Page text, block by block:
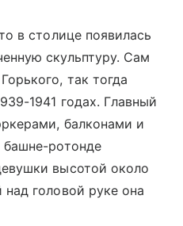
в столице появилась
скульптуру. Сам
так тогда
1941 годах. Главный
балконами и
башне-ротонде
высотой около
головой руке она